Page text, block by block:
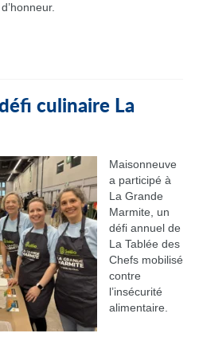
culinaire La
Maisonneuve
a participé à
La Grande
Marmite, un
défi annuel de
La Tablée des
Chefs mobilisé
contre
l’insécurité
alimentaire.